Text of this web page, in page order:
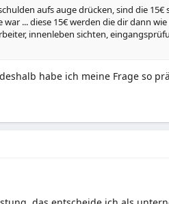
aufs auge drücken, sind die
... diese 15€ werden die dir dann
innenleben sichten,
habe ich meine Frage so